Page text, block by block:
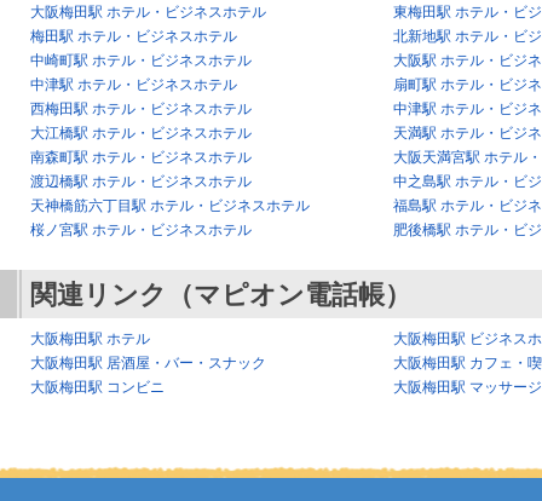
大阪梅田駅 ホテル・ビジネスホテル
東梅田駅 ホテル・ビ
梅田駅 ホテル・ビジネスホテル
北新地駅 ホテル・ビ
中崎町駅 ホテル・ビジネスホテル
大阪駅 ホテル・ビジ
中津駅 ホテル・ビジネスホテル
扇町駅 ホテル・ビジ
西梅田駅 ホテル・ビジネスホテル
中津駅 ホテル・ビジ
大江橋駅 ホテル・ビジネスホテル
天満駅 ホテル・ビジ
南森町駅 ホテル・ビジネスホテル
大阪天満宮駅 ホテル
渡辺橋駅 ホテル・ビジネスホテル
中之島駅 ホテル・ビ
天神橋筋六丁目駅 ホテル・ビジネスホテル
福島駅 ホテル・ビジ
桜ノ宮駅 ホテル・ビジネスホテル
肥後橋駅 ホテル・ビ
関連リンク（マピオン電話帳）
大阪梅田駅 ホテル
大阪梅田駅 ビジネス
大阪梅田駅 居酒屋・バー・スナック
大阪梅田駅 カフェ・
大阪梅田駅 コンビニ
大阪梅田駅 マッサー